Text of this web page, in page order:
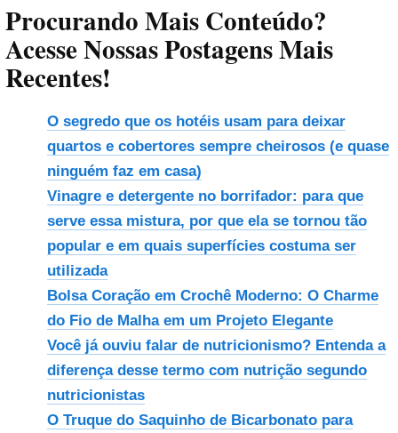
Procurando Mais Conteúdo?
Acesse Nossas Postagens Mais
Recentes!
O segredo que os hotéis usam para deixar
quartos e cobertores sempre cheirosos (e quase
ninguém faz em casa)
Vinagre e detergente no borrifador: para que
serve essa mistura, por que ela se tornou tão
popular e em quais superfícies costuma ser
utilizada
Bolsa Coração em Crochê Moderno: O Charme
do Fio de Malha em um Projeto Elegante
Você já ouviu falar de nutricionismo? Entenda a
diferença desse termo com nutrição segundo
nutricionistas
O Truque do Saquinho de Bicarbonato para